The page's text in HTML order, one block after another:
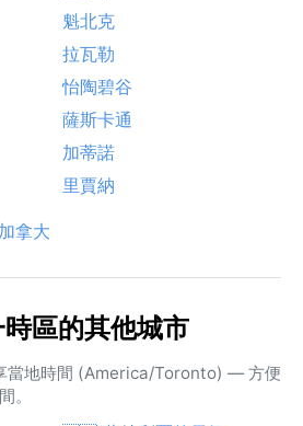
魁北克
拉瓦勒
怡陶碧谷
薩斯卡通
加蒂諾
里賈納
拿大
區的其他城市
當地時間 (America/Toronto) — 方便
。